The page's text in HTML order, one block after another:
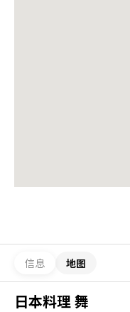
信息 地图
日本料理 舞